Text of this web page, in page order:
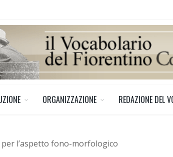
ORGANIZZAZIONE REDAZIONE DEL
l’aspetto fono-morfologico